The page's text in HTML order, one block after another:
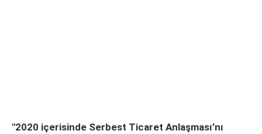
"2020 içerisinde Serbest Ticaret Anlaşması’nı